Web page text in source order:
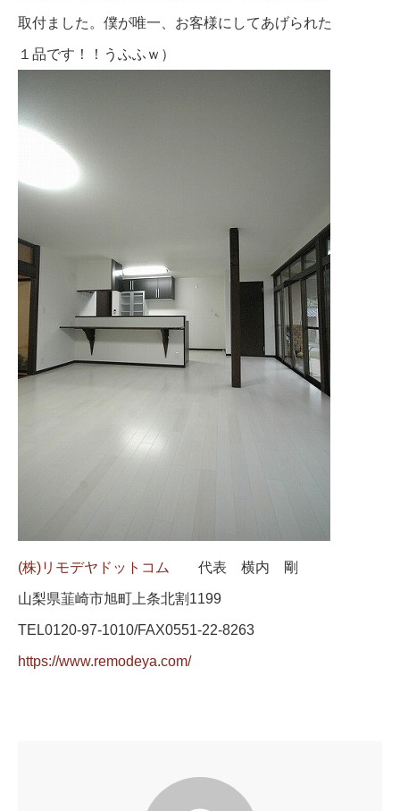
取付ました。僕が唯一、お客様にしてあげられた
１品です！！うふふｗ）
(株)リモデヤドットコム 代表 横内 剛
山梨県韮崎市旭町上条北割1199
TEL0120-97-1010/FAX0551-22-8263
https://www.remodeya.com/